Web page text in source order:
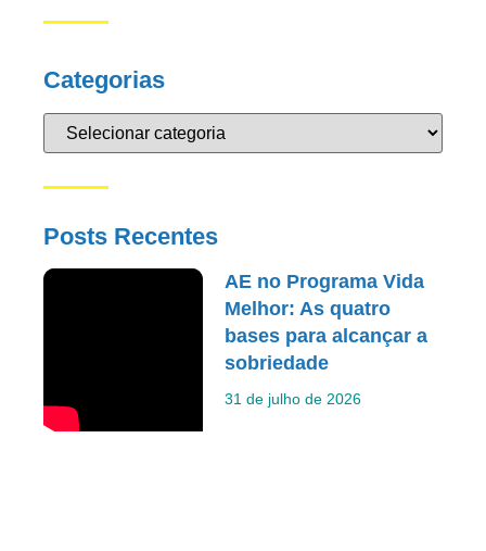
Categorias
Posts Recentes
AE no Programa Vida
Melhor: As quatro
bases para alcançar a
sobriedade
31 de julho de 2026